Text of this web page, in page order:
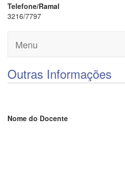
Telefone/Ramal
3216/7797
Menu
Outras Informações
Nome do Docente